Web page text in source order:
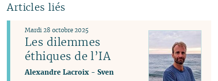
Articles liés
Les dilemmes
éthiques de l’IA
Mardi 28 octobre 2025
Alexandre Lacroix -Sven